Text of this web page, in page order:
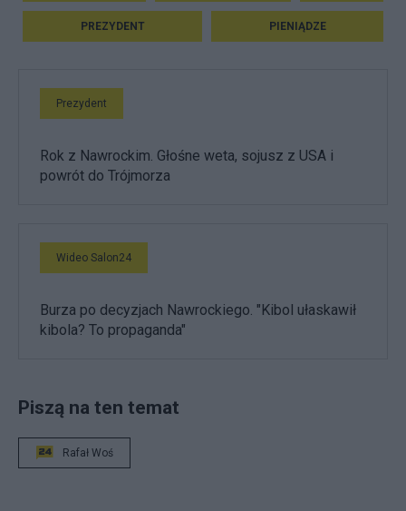
PREZYDENT PIENIĄDZE
Prezydent
Rok z Nawrockim. Głośne weta, sojusz z USA i
powrót do Trójmorza
Wideo Salon24
Burza po decyzjach Nawrockiego. "Kibol ułaskawił
kibola? To propaganda"
Piszą na ten temat
Rafał Woś